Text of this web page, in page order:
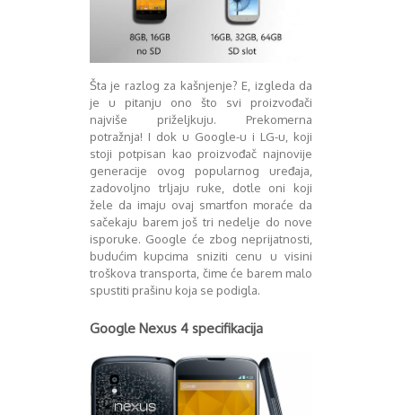
Juli 2015
Oktobar 2015
Decembar 2015
Januar 2016
Februar 2016
Mart 2016
April 2016
Maj 2016
Juni 2016
Juli 2016
Decembar 2016
Januar 2017
Februar 2017
Šta je razlog za kašnjenje? E, izgleda da
je u pitanju ono što svi proizvođači
najviše priželjkuju. Prekomerna
potražnja! I dok u Google-u i LG-u, koji
stoji potpisan kao proizvođač najnovije
generacije ovog popularnog uređaja,
zadovoljno trljaju ruke, dotle oni koji
žele da imaju ovaj smartfon moraće da
sačekaju barem još tri nedelje do nove
isporuke. Google će zbog neprijatnosti,
budućim kupcima sniziti cenu u visini
troškova transporta, čime će barem malo
spustiti prašinu koja se podigla.
Google Nexus 4 specifikacija